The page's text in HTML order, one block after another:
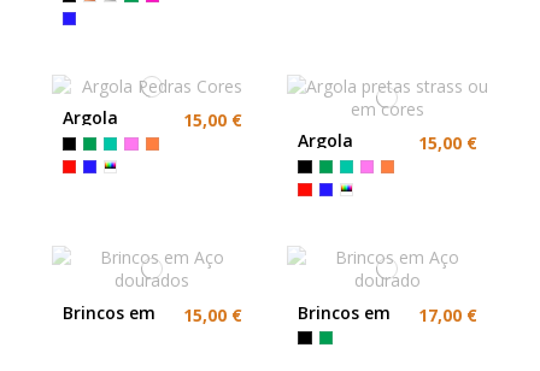
verde brilho
Argola
Pedras Cores
15,00 €
Argola
pretas
strass ou em
cores
15,00 €
Brincos em
15,00 €
Brincos em
Aço dourado
17,00 €